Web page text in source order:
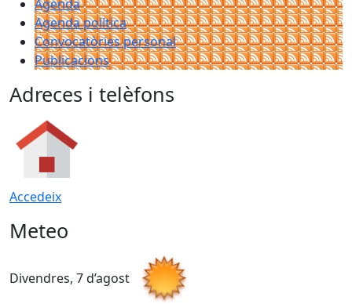
Agenda
Agenda política
Convocatòries personal
Publicacions
Adreces i telèfons
Accedeix
Meteo
Divendres, 7 d’agost